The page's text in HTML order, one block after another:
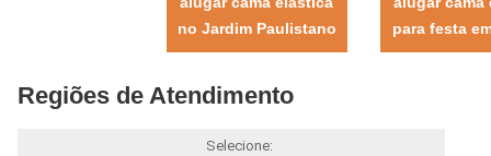
no Jardim Paulistano
para festa
Regiões de Atendimento
Selecione: